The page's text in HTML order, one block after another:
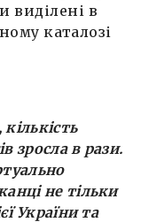
виділені в
каталозі
зросла в рази.
не тільки
України та